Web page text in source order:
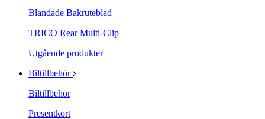
Blandade Bakruteblad
TRICO Rear Multi-Clip
Utgående produkter
Biltillbehör
Biltillbehör
Presentkort